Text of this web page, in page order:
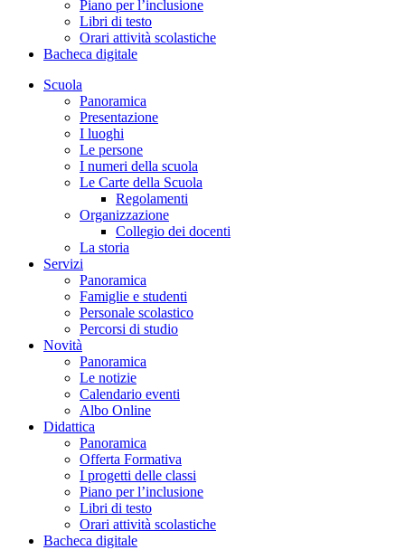
Piano per l’inclusione
Libri di testo
Orari attività scolastiche
Bacheca digitale
Scuola
Panoramica
Presentazione
I luoghi
Le persone
I numeri della scuola
Le Carte della Scuola
Regolamenti
Organizzazione
Collegio dei docenti
La storia
Servizi
Panoramica
Famiglie e studenti
Personale scolastico
Percorsi di studio
Novità
Panoramica
Le notizie
Calendario eventi
Albo Online
Didattica
Panoramica
Offerta Formativa
I progetti delle classi
Piano per l’inclusione
Libri di testo
Orari attività scolastiche
Bacheca digitale